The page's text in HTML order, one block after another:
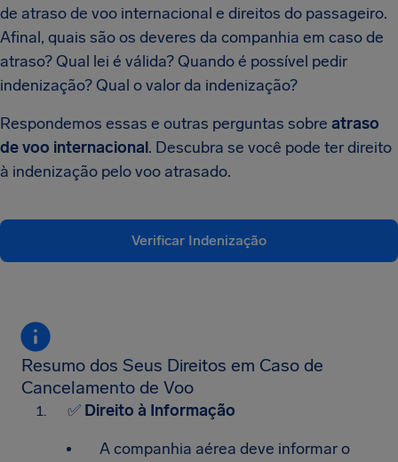
de atraso de voo internacional e direitos do passageiro.
Afinal, quais são os deveres da companhia em caso de
atraso? Qual lei é válida? Quando é possível pedir
indenização? Qual o valor da indenização?
Respondemos essas e outras perguntas sobre atraso
de voo internacional. Descubra se você pode ter direito
à indenização pelo voo atrasado.
Verificar Indenização
Resumo dos Seus Direitos em Caso de
Cancelamento de Voo
✅ Direito à Informação
A companhia aérea deve informar o